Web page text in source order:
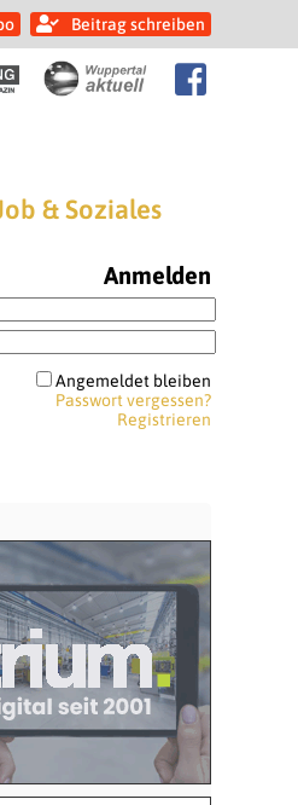
Beitrag schreiben
& Soziales
Anmelden
Angemeldet bleiben
Passwort vergessen?
Registrieren